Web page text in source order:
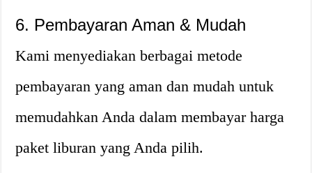
6. Pembayaran Aman & Mudah
Kami menyediakan berbagai metode
pembayaran yang aman dan mudah untuk
memudahkan Anda dalam membayar harga
paket liburan yang Anda pilih.